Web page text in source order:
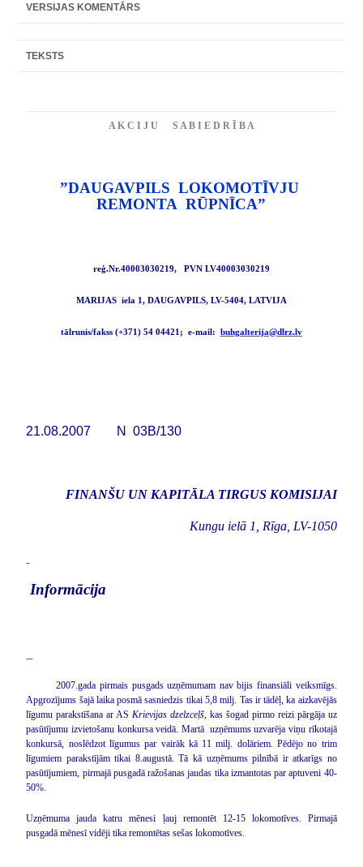
VERSIJAS KOMENTĀRS
TEKSTS
A K C I J U S A B I E D R Ī B A
”DAUGAVPILS LOKOMOTĪVJU
REMONTA RŪPNĪCA”
reģ.Nr.40003030219, PVN LV40003030219
MARIJAS iela 1, DAUGAVPILS, LV-5404, LATVIJA
tālrunis/fakss (+371) 54 04421; e-mail: buhgalterija@dlrz.lv
21.08.2007 N 03B/130
FINANŠU UN KAPITĀLA TIRGUS KOMISIJAI
Kungu ielā 1, Rīga, LV-1050
Informācija
2007.gada pirmais pusgads uzņēmumam nav bijis finansiāli veiksmīgs.
Apgrozījums šajā laika posmā sasniedzis tikai 5,8 milj. Tas ir tādēļ, ka aizkavējās
līgumu parakstīšana ar ASKrievijas dzelzceļš, kas šogad pirmo reizi pārgāja uz
pasūtījumu izvietošanu konkursa veidā. Martā uzņēmums uzvarēja viņu rīkotajā
konkursā, noslēdzot līgumus par vairāk kā 11 milj. dolāriem. Pēdējo no trim
līgumiem parakstījām tikai 8.augustā. Tā kā uzņēmums pilnībā ir atkarīgs no
pasūtījumiem, pirmajā pusgadā ražošanas jaudas tika izmantotas par aptuveni 40-
50%.
Uzņēmuma jauda katru mēnesi ļauj remontēt 12-15 lokomotīves. Pirmajā
pusgadā mēnesī vidēji tika remontētas sešas lokomotīves.